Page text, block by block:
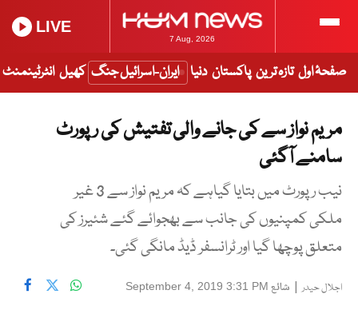
7 Aug, 2026
LIVE
صفحۂ اول تازہ ترین پاکستان دنیا ایران-اسرائیل جنگ کھیل انٹرٹینمنٹ
مریم نواز سے کی جانے والی تفتیش کی رپورٹ
سامنے آگئی
نیب رپورٹ میں بتایا گیاہے کہ مریم نواز سے 3 غیر
ملکی کمپنیوں کی جانب سے بھجوائے گئے شئیرز کی
متعلق پوچھا گیا اور ٹرانسفر ڈیڈ مانگی گئی۔
اجلال حیدر| شائع September 4, 2019 3:31 PM